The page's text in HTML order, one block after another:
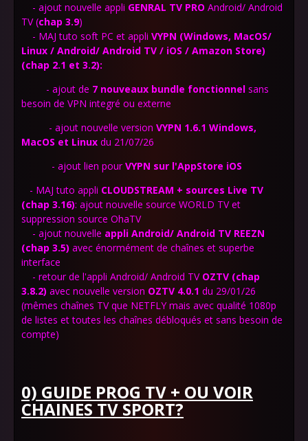
- ajout nouvelle appli GENRAL TV PRO Android/ Android
TV (chap 3.9)
- MAJ tuto soft PC et appli VYPN (Windows, MacOS/
Linux / Android/ Android TV / iOS / Amazon Store)
(chap 2.1 et 3.2):
- ajout de 7 nouveaux bundle fonctionnel sans
besoin de VPN integré ou externe
- ajout nouvelle version VYPN 1.6.1 Windows,
MacOS et Linux du 21/07/26
- ajout lien pour VYPN sur l'AppStore iOS
- MAJ tuto appli CLOUDSTREAM + sources Live TV
(chap 3.16): ajout nouvelle source WORLD TV et
suppression source OhaTV
- ajout nouvelle appli Android/ Android TV REEZN
(chap 3.5) avec énormément de chaînes et superbe
interface
- retour de l'appli Android/ Android TV OZTV (chap
3.8.2) avec nouvelle version OZTV 4.0.1 du 29/01/26
(mêmes chaînes TV que NETFLY mais avec qualité 1080p
de listes et toutes les chaînes débloqués et sans besoin de
compte)
0) GUIDE PROG TV + OU VOIR
CHAINES TV SPORT?